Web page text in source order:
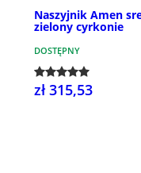
Naszyjnik Amen
zielony cyrkonie
DOSTĘPNY
zł 315,53